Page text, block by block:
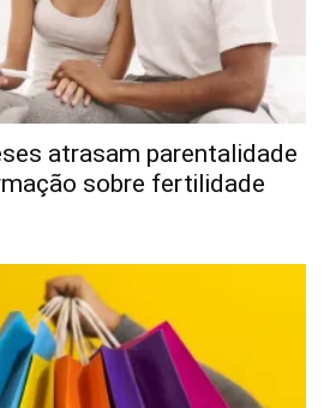
atrasam parentalidade
sobre fertilidade